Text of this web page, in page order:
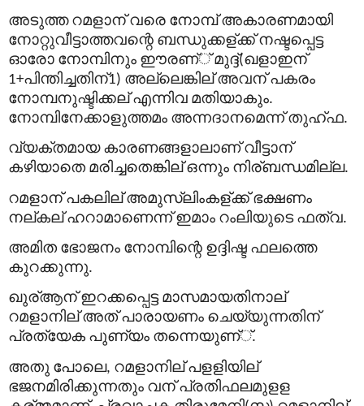
അടുത്ത റമളാന് വരെ നോമ്പ് അകാരണമായി
നോറ്റുവീട്ടാത്തവന്റെ ബന്ധുക്കള്ക്ക് നഷ്ടപ്പെട്ട
ഓരോ നോമ്പിനും ഈരണ്് മുദ്ദ്(ഖളാഇന്
1+പിന്തിച്ചതിന്1) അല്ലെങ്കില് അവന് പകരം
നോമ്പനുഷ്ടിക്കല് എന്നിവ മതിയാകും.
നോമ്പിനേക്കാളുത്തമം അന്നദാനമെന്ന് തുഹ്ഫ.
വ്യക്തമായ കാരണങ്ങളാലാണ് വീട്ടാന്
കഴിയാതെ മരിച്ചതെങ്കില് ഒന്നും നിര്ബന്ധമില്ല.
റമളാന് പകലില് അമുസ്ലിംകള്ക്ക് ഭക്ഷണം
നല്കല് ഹറാമാണെന്ന് ഇമാം റംലിയുടെ ഫത്വ.
അമിത ഭോജനം നോമ്പിന്റെ ഉദ്ദിഷ്ട ഫലത്തെ
കുറക്കുന്നു.
ഖുര്ആന് ഇറക്കപ്പെട്ട മാസമായതിനാല്
റമളാനില് അത് പാരായണം ചെയ്യുന്നതിന്
പ്രത്യേക പുണ്യം തന്നെയുണ്്.
അതു പോലെ, റമളാനില് പളളിയില്
ഭജനമിരിക്കുന്നതും വന് പ്രതിഫലമുളള